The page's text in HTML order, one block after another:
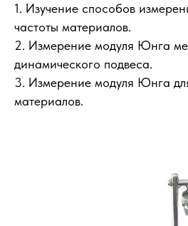
1. Изучение способов
частоты материалов.
2. Измерение модуля Юнга
динамического подвеса.
3. Измерение модуля Юнга
материалов.